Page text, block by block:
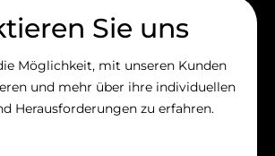
Sie uns
Möglichkeit, mit unseren Kunden
und mehr über ihre individuellen
Herausforderungen zu erfahren.